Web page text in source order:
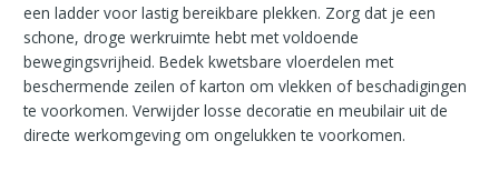
een ladder voor lastig bereikbare plekken. Zorg dat je een
schone, droge werkruimte hebt met voldoende
bewegingsvrijheid. Bedek kwetsbare vloerdelen met
beschermende zeilen of karton om vlekken of beschadigingen
te voorkomen. Verwijder losse decoratie en meubilair uit de
directe werkomgeving om ongelukken te voorkomen.